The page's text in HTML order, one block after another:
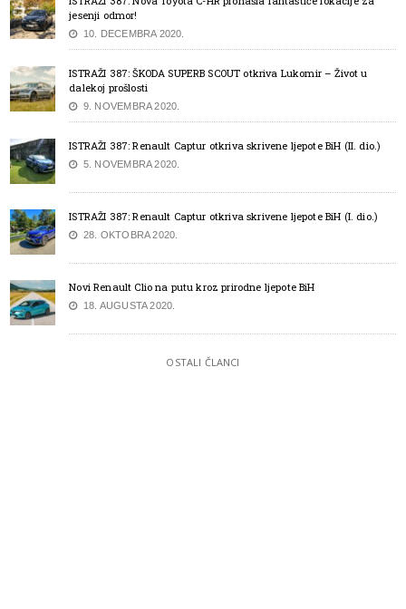
jesenji odmor!
10. DECEMBRA 2020.
ISTRAŽI 387: ŠKODA SUPERB SCOUT otkriva Lukomir – Život u
dalekoj prošlosti
9. NOVEMBRA 2020.
ISTRAŽI 387: Renault Captur otkriva skrivene ljepote BiH (II. dio.)
5. NOVEMBRA 2020.
ISTRAŽI 387: Renault Captur otkriva skrivene ljepote BiH (I. dio.)
28. OKTOBRA 2020.
Novi Renault Clio na putu kroz prirodne ljepote BiH
18. AUGUSTA 2020.
OSTALI ČLANCI